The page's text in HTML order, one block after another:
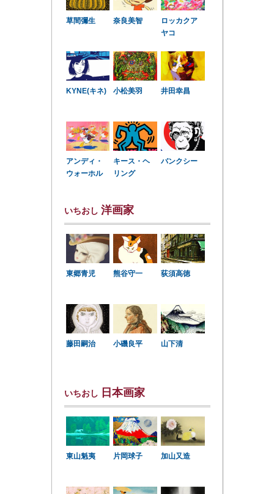
草間彌生 奈良美智
ロッカクア
ヤコ
KYNE(キネ) 小松美羽 井田幸昌
アンディ・
ウォーホル
キース・ヘ
リング
バンクシー
いちおし 洋画家
東郷青児 熊谷守一 荻須高徳
藤田嗣治 小磯良平 山下清
いちおし 日本画家
東山魁夷 片岡球子 加山又造